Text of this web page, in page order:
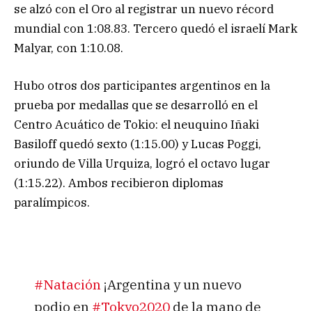
se alzó con el Oro al registrar un nuevo récord
mundial con 1:08.83. Tercero quedó el israelí Mark
Malyar, con 1:10.08.
Hubo otros dos participantes argentinos en la
prueba por medallas que se desarrolló en el
Centro Acuático de Tokio: el neuquino Iñaki
Basiloff quedó sexto (1:15.00) y Lucas Poggi,
oriundo de Villa Urquiza, logró el octavo lugar
(1:15.22). Ambos recibieron diplomas
paralímpicos.
#Natación ¡Argentina y un nuevo
podio en #Tokyo2020de la mano de